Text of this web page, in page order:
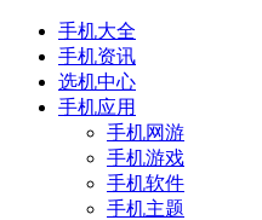
手机大全
手机资讯
选机中心
手机应用
手机网游
手机游戏
手机软件
手机主题